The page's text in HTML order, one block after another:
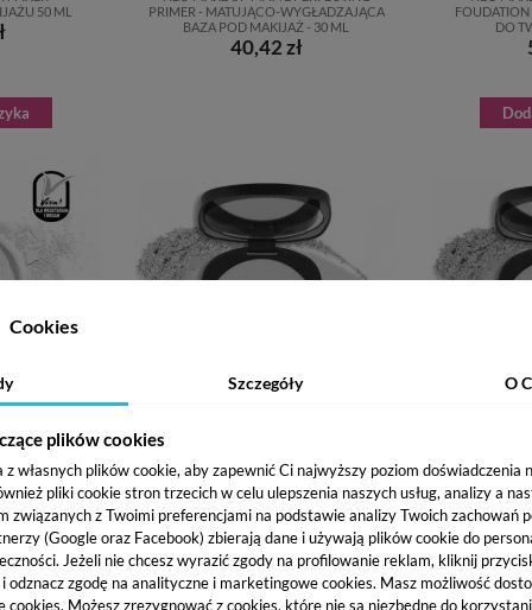
Cookies
Szczegóły O
plików cookies
własnych plików cookie, aby zapewnić Ci najwyższy poziom doświadczenia
pliki cookie stron trzecich w celu ulepszenia naszych usług, analizy a
związanych z Twoimi preferencjami na podstawie analizy Twoich zachowań
(Google oraz Facebook) zbierają dane i używają plików cookie do
Jeżeli nie chcesz wyrazić zgody na profilowanie reklam, kliknij
odznacz zgodę na analityczne i marketingowe cookies. Masz możliwość
cookies. Możesz zrezygnować z cookies, które nie są niezbędne do
50 ML
PRIMER - MATUJĄCO-WYGŁADZAJĄCA
BAZA POD MAKIJAŻ - 30 ML
40,42 zł
DO
POWDER
SYPKI - 8 G
PUDER MATUJĄCY 00 - 8G
45,61 zł
PUDER